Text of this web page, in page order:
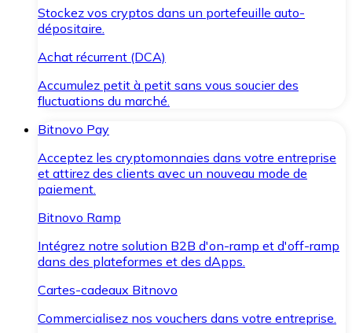
Stockez vos cryptos dans un portefeuille auto-
dépositaire.
Achat récurrent (DCA)
Accumulez petit à petit sans vous soucier des
fluctuations du marché.
Bitnovo Pay
Acceptez les cryptomonnaies dans votre entreprise
et attirez des clients avec un nouveau mode de
paiement.
Bitnovo Ramp
Intégrez notre solution B2B d'on-ramp et d'off-ramp
dans des plateformes et des dApps.
Cartes-cadeaux Bitnovo
Commercialisez nos vouchers dans votre entreprise.